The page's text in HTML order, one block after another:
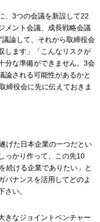
、3つの会議を新設して22
メント会議、成長戦略会議
論して、それから取締役会
します」「こんなリスクが
分な準備ができません。3会
論される可能性があるかと
締役会に先に伝えておきま
げた日本企業の一つだとい
っかり作って、この先10
続ける企業でありたい」と
バナンスを活用してどのよ
さい。
きなジョイントベンチャー